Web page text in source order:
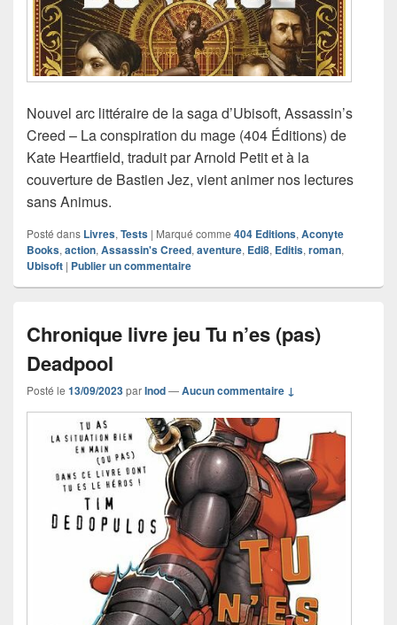
Nouvel arc littéraire de la saga d’Ubisoft, Assassin’s
Creed – La conspiration du mage (404 Éditions) de
Kate Heartfield, traduit par Arnold Petit et à la
couverture de Bastien Jez, vient animer nos lectures
sans Animus.
Posté dans Livres, Tests | Marqué comme 404 Editions, Aconyte
Books, action, Assassin's Creed, aventure, Edi8, Editis, roman,
Ubisoft | Publier un commentaire
Chronique livre jeu Tu n’es (pas)
Deadpool
Posté le 13/09/2023parInod—Aucun commentaire ↓